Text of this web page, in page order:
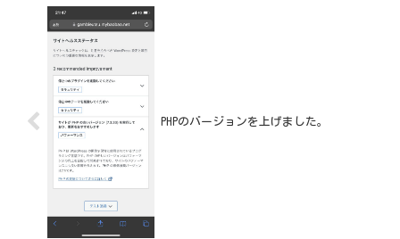
PHPのバージョンを上げました。